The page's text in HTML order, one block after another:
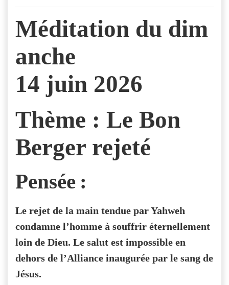
Méditation du dim
anche
14 juin 2026
Thème : Le Bon
Berger rejeté
Pensée :
Le rejet de la main tendue par Yahweh
condamne l’homme à souffrir éternellement
loin de Dieu. Le salut est impossible en
dehors de l’Alliance inaugurée par le sang de
Jésus.